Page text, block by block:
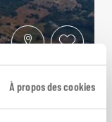
À propos des cookies